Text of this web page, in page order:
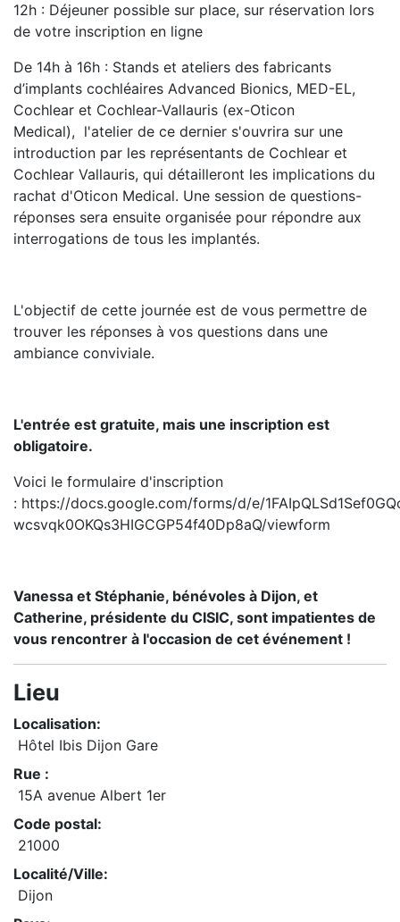
12h : Déjeuner possible sur place, sur réservation lors
de votre inscription en ligne
De 14h à 16h : Stands et ateliers des fabricants
d’implants cochléaires Advanced Bionics, MED-EL,
Cochlear et Cochlear-Vallauris (ex-Oticon
Medical), l'atelier de ce dernier s'ouvrira sur une
introduction par les représentants de Cochlear et
Cochlear Vallauris, qui détailleront les implications du
rachat d'Oticon Medical. Une session de questions-
réponses sera ensuite organisée pour répondre aux
interrogations de tous les implantés.
L'objectif de cette journée est de vous permettre de
trouver les réponses à vos questions dans une
ambiance conviviale.
L'entrée est gratuite, mais une inscription est
obligatoire.
Voici le formulaire d'inscription
: https://docs.google.com/forms/d/e/
wcsvqk0OKQs3HIGCGP54f40Dp8aQ/viewform
Vanessa et Stéphanie, bénévoles à Dijon, et
Catherine, présidente du CISIC, sont impatientes de
vous rencontrer à l'occasion de cet événement !
Lieu
Localisation:
Hôtel Ibis Dijon Gare
Rue :
15A avenue Albert 1er
Code postal:
21000
Localité/Ville:
Dijon